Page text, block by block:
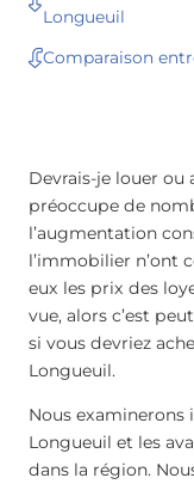
Longueuil
Comparaison
Devrais-je louer ou
préoccupe de
l’augmentation
l’immobilier n’ont
eux les prix des
vue, alors c’est
si vous devriez
Longueuil.
Nous
Longueuil et les
dans la région.